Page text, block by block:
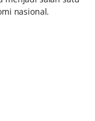
nasional.